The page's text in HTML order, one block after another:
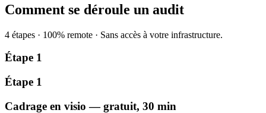
Comment se déroule un audit
4 étapes · 100% remote · Sans accès à votre infrastructure.
Étape 1
Étape 1
Cadrage en visio — gratuit, 30 min